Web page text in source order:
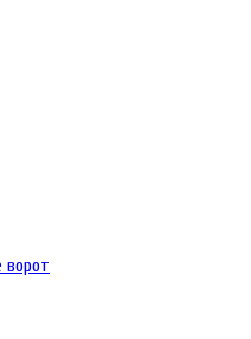
ворот